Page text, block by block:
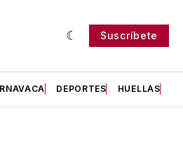
Suscríbete
DEPORTES HUELLAS